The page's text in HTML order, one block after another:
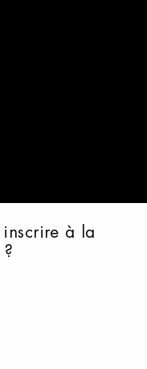
i nscrire à
a
?